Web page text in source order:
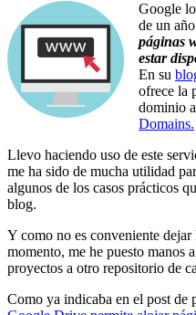
Google
de un
páginas
estar
En su
ofrece la
dominio
Domains.
Llevo haciendo uso de este
me ha sido de mucha utilidad
algunos de los casos prácticos
blog.
Y como no es conveniente
momento, me he puesto manos
proyectos a otro repositorio de
Como ya indicaba en el post de